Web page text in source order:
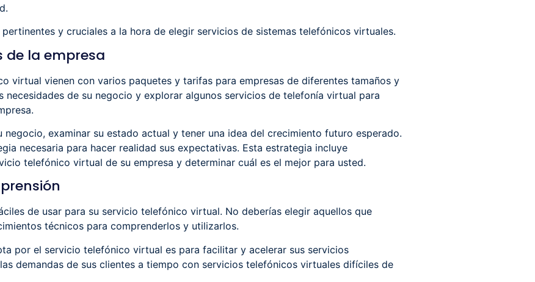
y cruciales a la hora de elegir servicios de sistemas telefónicos virtuales.
de la empresa
virtual vienen con varios paquetes y tarifas para empresas de diferentes tamaños y
necesidades de su negocio y explorar algunos servicios de telefonía virtual para
negocio, examinar su estado actual y tener una idea del crecimiento futuro esperado.
necesaria para hacer realidad sus expectativas. Esta estrategia incluye
telefónico virtual de su empresa y determinar cuál es el mejor para usted.
de usar para su servicio telefónico virtual. No deberías elegir aquellos que
técnicos para comprenderlos y utilizarlos.
por el servicio telefónico virtual es para facilitar y acelerar sus servicios
demandas de sus clientes a tiempo con servicios telefónicos virtuales difíciles de